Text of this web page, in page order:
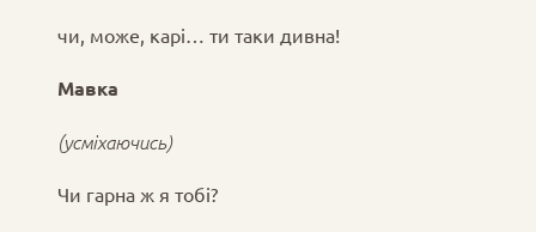
чи, може, карі… ти таки дивна!
Мавка
(усміхаючись)
Чи гарна ж я тобі?